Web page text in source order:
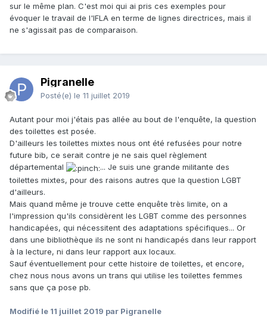
sur le même plan. C'est moi qui ai pris ces exemples pour
évoquer le travail de l'IFLA en terme de lignes directrices, mais il
ne s'agissait pas de comparaison.
Pigranelle
Posté(e) le 11 juillet 2019
Autant pour moi j'étais pas allée au bout de l'enquête, la question
des toilettes est posée.
D'ailleurs les toilettes mixtes nous ont été refusées pour notre
future bib, ce serait contre je ne sais quel règlement
départemental
... Je suis une grande militante des
toilettes mixtes, pour des raisons autres que la question LGBT
d'ailleurs.
Mais quand même je trouve cette enquête très limite, on a
l'impression qu'ils considèrent les LGBT comme des personnes
handicapées, qui nécessitent des adaptations spécifiques... Or
dans une bibliothèque ils ne sont ni handicapés dans leur rapport
à la lecture, ni dans leur rapport aux locaux.
Sauf éventuellement pour cette histoire de toilettes, et encore,
chez nous nous avons un trans qui utilise les toilettes femmes
sans que ça pose pb.
Modifié le 11 juillet 2019 par Pigranelle